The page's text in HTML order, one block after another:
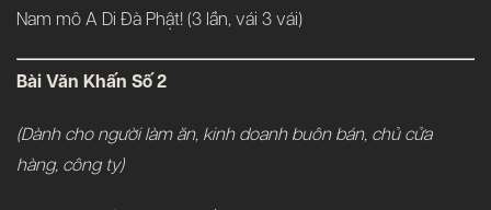
Nam mô A Di Đà Phật! (3 lần, vái 3 vái)
Bài Văn Khấn Số 2
(Dành cho người làm ăn, kinh doanh buôn bán, chủ cửa
hàng, công ty)